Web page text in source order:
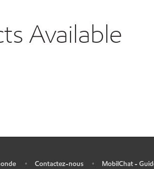
Available
• Contactez-nous • MobilChat -